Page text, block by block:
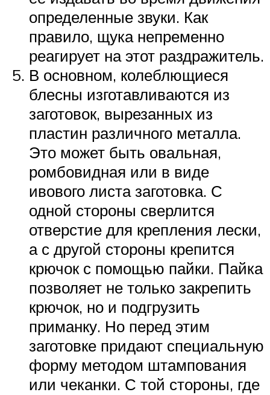
определенные звуки. Как
правило, щука непременно
реагирует на этот раздражитель.
В основном, колеблющиеся
блесны изготавливаются из
заготовок, вырезанных из
пластин различного металла.
Это может быть овальная,
ромбовидная или в виде
ивового листа заготовка. С
одной стороны сверлится
отверстие для крепления лески,
а с другой стороны крепится
крючок с помощью пайки. Пайка
позволяет не только закрепить
крючок, но и подгрузить
приманку. Но перед этим
заготовке придают специальную
форму методом штампования
или чеканки. С той стороны, где